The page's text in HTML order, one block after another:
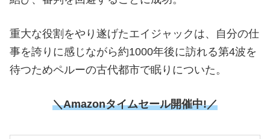
重大な役割をやり遂げたエイジャックは、自分の仕
事を誇りに感じながら約1000年後に訪れる第4波を
待つためペルーの古代都市で眠りについた。
＼Amazonタイムセール開催中!／